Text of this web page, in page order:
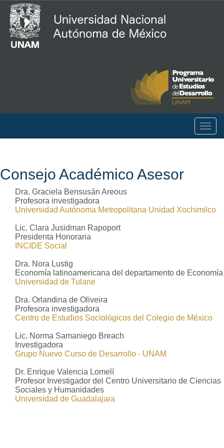
Consejo Académico Asesor
Dra. Graciela Bensusán Areous
Profesora investigadora
Universidad Autónoma Metropolitana Unidad Xochimilco
Lic. Clara Jusidman Rapoport
Presidenta Honoraria
INCIDE Social
Dra. Nora Lustig
Economía latinoamericana del departamento de Economía
Universidad de Tulane
Dra. Orlandina de Oliveira
Profesora investigadora
Centro de Estudios Sociológicos del Colegio de México
Lic. Norma Samaniego Breach
Investigadora
Grupo Nuevo Curso de Desarrollo - UNAM
Dr. Enrique Valencia Lomelí
Profesor Investigador del Centro Universitario de Ciencias
Sociales y Humanidades
Universidad de Guadalajara